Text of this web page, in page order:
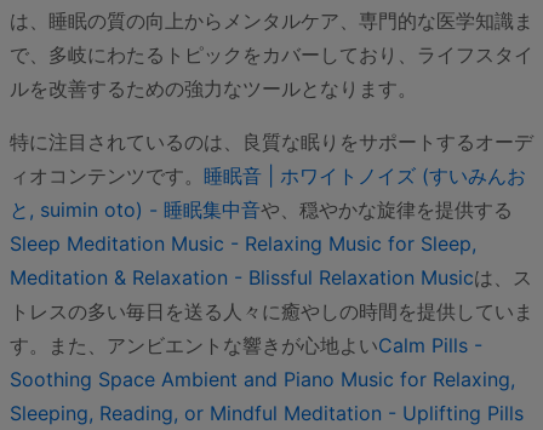
は、睡眠の質の向上からメンタルケア、専門的な医学知識ま
で、多岐にわたるトピックをカバーしており、ライフスタイ
ルを改善するための強力なツールとなります。
特に注目されているのは、良質な眠りをサポートするオーデ
ィオコンテンツです。 睡眠音 | ホワイトノイズ (すいみんお
と, suimin oto) - 睡眠集中音や、穏やかな旋律を提供する
Sleep Meditation Music - Relaxing Music for Sleep,
Meditation & Relaxation - Blissful Relaxation Musicは、ス
トレスの多い毎日を送る人々に癒やしの時間を提供していま
す。また、アンビエントな響きが心地よいCalm Pills -
Soothing Space Ambient and Piano Music for Relaxing,
Sleeping, Reading, or Mindful Meditation - Uplifting Pills